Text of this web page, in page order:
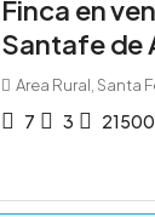
Finca en
Santafe de
Area Rural, Santa
7 3 21500